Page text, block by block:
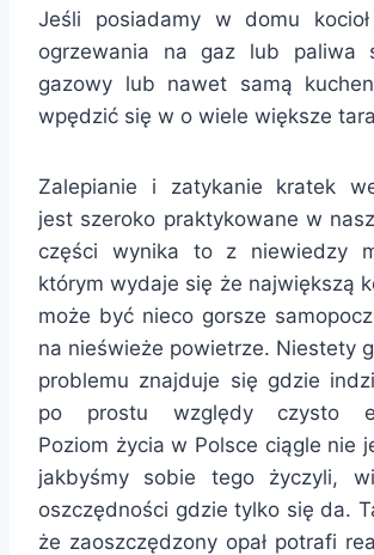
Jeśli posiadamy w domu
ogrzewania na gaz lub paliwa
gazowy lub nawet samą
wpędzić się w o wiele większe
Zalepianie i zatykanie kratek
jest szeroko praktykowane w
części wynika to z niewiedzy
którym wydaje się że największą
może być nieco gorsze
na nieświeże powietrze. Niestety
problemu znajduje się gdzie
po prostu względy czysto
Poziom życia w Polsce ciągle nie
jakbyśmy sobie tego życzyli,
oszczędności gdzie tylko się da.
że zaoszczędzony opał potrafi